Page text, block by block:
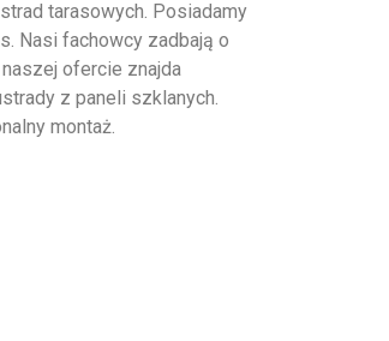
tarasowych. Posiadamy
Nasi fachowcy zadbają o
ofercie znajda
z paneli szklanych.
montaż.